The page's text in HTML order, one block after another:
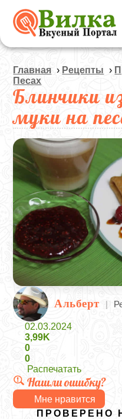
Главная › Рецепты ›
Песах
Блинчики
муки на
Альберт |
02.03.2024
3,99K
0
0
Распечатать
Нашли ошибку?
Мне нравится
ПРОВЕРЕНО